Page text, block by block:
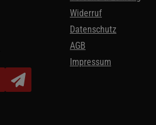
Widerruf
Datenschutz
AGB
Impressum